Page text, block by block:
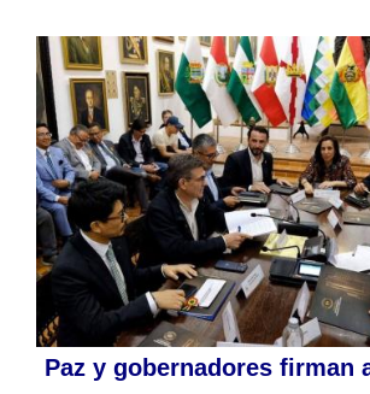
Paz y gobernadores firman